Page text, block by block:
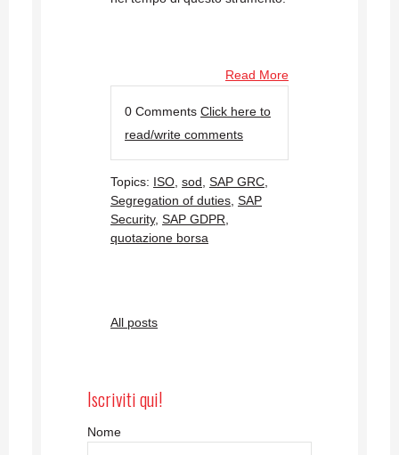
Read More
0 Comments Click here to
read/write comments
Topics: ISO, sod, SAP GRC,
Segregation of duties, SAP
Security, SAP GDPR,
quotazione borsa
All posts
Iscriviti qui!
Nome